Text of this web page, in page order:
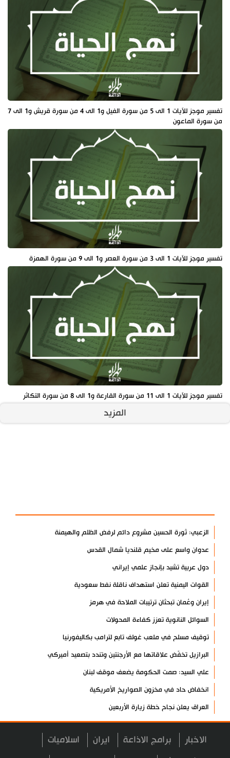
تفسير موجز للآيات 1 الى 5 من سورة الفيل و1 الى 4 من سورة قريش و1 الى 7
من سورة الماعون
تفسير موجز للآيات 1 الى 3 من سورة العصر و1 الى 9 من سورة الهمزة
تفسير موجز للآيات 1 الى 11 من سورة القارعة و1 الى 8 من سورة التكاثر
المزيد
الزعبي: ثورة الحسين مشروع دائم لرفض الظلم والهيمنة
عدوان واسع على مخيم قلنديا شمال القدس
دول عربية تشيد بإنجاز علمي إيراني
القوات اليمنية تعلن استهداف ناقلة نفط سعودية
إيران وعُمان تبحثان ترتيبات الملاحة في هرمز
السوائل النانوية تعزز كفاءة المحولات
توقيف مسلح في ملعب غولف تابع لترامب بكاليفورنيا
البرازيل تخفّض علاقاتها مع الأرجنتين وتندد بتصعيد أميركي
علي السيد: صمت الحكومة يضعف موقف لبنان
انخفاض حاد في مخزون الصواريخ الأمريكية
العراق يعلن نجاح خطة زيارة الأربعين
رضائي: إيران جاهزة للدفاع عن سيادتها
رئيس بلدية طهران يلتقي مع متولي العتبة الحسينية ومحافظ كربلاء
الاخبار برامج الاذاعة ايران اسلاميات